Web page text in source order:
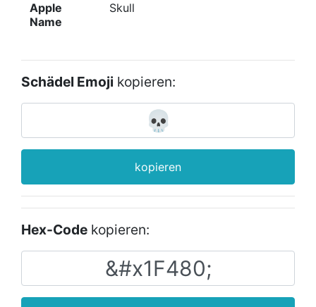
Apple
Name
Skull
Schädel Emoji kopieren:
kopieren
Hex-Code kopieren: